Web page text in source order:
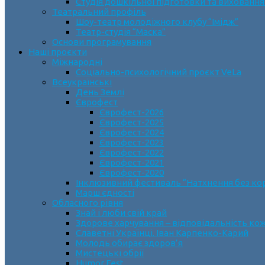
Театральний профіль
Шоу-театр молодіжного клубу “Імідж”
Театр-студія “Маска”
Основи програмування
Наші проєкти
Міжнародні
Соціально-психологічний проєкт VeLa
Всеукраїнські
День Землі
Єврофест
Єврофест-2026
Єврофест-2025
Єврофест-2024
Єврофест-2023
Єврофест-2022
Єврофест-2021
Єврофест-2020
Інклюзивний фестиваль “Натхнення без
Марш єдності
Обласного рівня
Знай і люби свій край
Здорове харчування – відповідальність
Славетні Українці. Іван Карпенко-Карий
Молодь обирає здоров’я
Мистецькі обрії
Humor Fest